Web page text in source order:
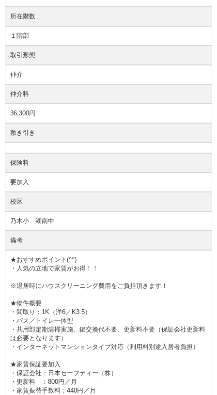
所在階数
１階部
取引形態
仲介
仲介料
36,300円
敷き引き
保険料
要加入
校区
乃木小 湖南中
備考
★おすすめポイント(^^)
・人気の立地で家賃がお得！！
※退居時にハウスクリーニング費用をご負担頂きます！
★物件概要
・間取り：1K（洋6／K3.5）
・バス／トイレ一体型
・共用部定期清掃実施、鍵交換代不要、更新料不要（保証会社更新料
は必要となります）
・インターネットマンションタイプ対応（利用料別途入居者負担）
★家賃保証要加入
・保証会社：日本セーフティー（株）
・更新料 ：800円／月
・家賃振替手数料：440円／月